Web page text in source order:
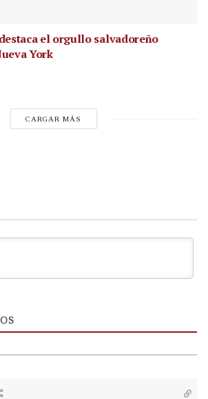
el orgullo salvadoreño
York
CARGAR MÁS